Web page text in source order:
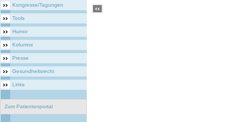
Kongresse/Tagungen
Tools
Humor
Kolumne
Presse
Gesundheitsrecht
Links
Zum Patientenportal